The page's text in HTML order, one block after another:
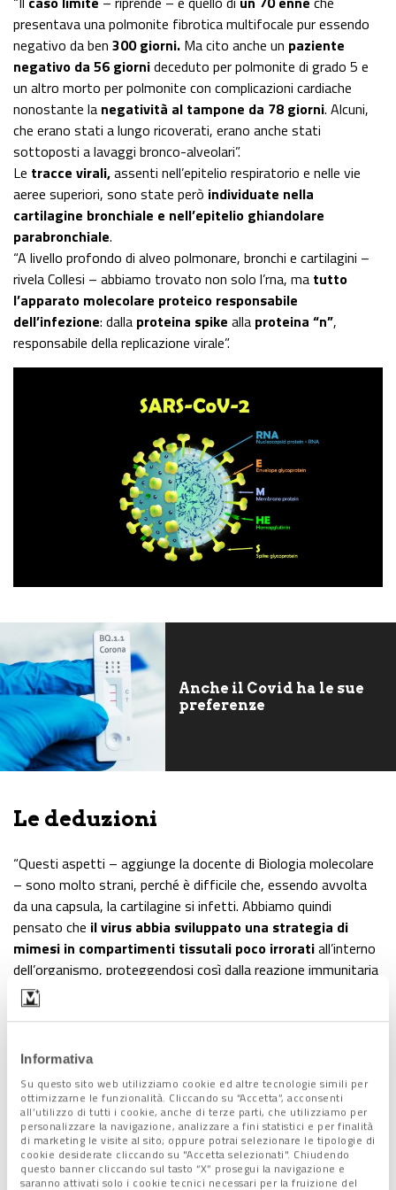
Informativa
Su questo sito web utilizziamo cookie ed altre tecnologie simili per
ottimizzarne le funzionalità. Cliccando su “Accetta”, acconsenti
all’utilizzo di tutti i cookie, anche di terze parti, che utilizziamo per
personalizzare la navigazione, analizzare a fini statistici e per finalità
di marketing le visite al sito; oppure potrai selezionare le tipologie di
cookie desiderate cliccando su "Accetta selezionati". Chiudendo
questo banner cliccando sul tasto “X” prosegui la navigazione e
saranno attivati solo i cookie tecnici necessari per la fruizione del
presentava una polmonite fibrotica multifocale pur essendo
negativo da ben 300 giorni. Ma cito anche un paziente
negativo da 56 giornideceduto per polmonite di grado 5 e
un altro morto per polmonite con complicazioni cardiache
nonostante la negatività al tampone da 78 giorni. Alcuni,
che erano stati a lungo ricoverati, erano anche stati
sottoposti a lavaggi bronco-alveolari”.
Le tracce virali,assenti nell’epitelio respiratorio e nelle vie
aeree superiori, sono state però individuate nella
cartilagine bronchiale e nell’epitelio ghiandolare
parabronchiale.
“A livello profondo di alveo polmonare, bronchi e cartilagini –
rivela Collesi – abbiamo trovato non solo l’rna, ma tutto
l’apparato molecolare proteico responsabile
dell’infezione: dalla proteina spike alla proteina “n”,
responsabile della replicazione virale”.
Anche il Covid ha le sue
preferenze
Le deduzioni
“Questi aspetti – aggiunge la docente di Biologia molecolare
– sono molto strani, perché è difficile che, essendo avvolta
da una capsula, la cartilagine si infetti. Abbiamo quindi
pensato che il virus abbia sviluppato una strategia di
mimesi in compartimenti tissutali poco irroratiall’interno
dell’organismo, proteggendosi così dalla reazione immunitaria
dell’ospite”.
Se “spaventa l’astuzia virale
pazienti particolarmente fragili”, Chiara Collesi invita a non
lasciarsi prendere dal panico.
“Tutti i morti sottoposti a esame – motiva –non si erano
vaccinati, visto il periodo della loro infezione. Echi si è
ripreso brillantemente dall’infezione, sta bene, si è
vaccinato ed è asintomatico pensiamo che possa stare
ragionevolmente tranquillo”.